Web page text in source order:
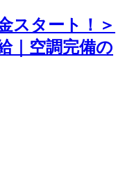
スタート！＞
｜空調完備の